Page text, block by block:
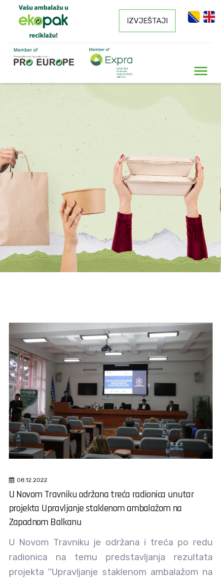
IZVJEŠTAJI
08.12.2022
U Novom Travniku održana treća radionica unutar
projekta Upravljanje staklenom ambalažom na
Zapadnom Balkanu
U Novom Travniku je održana i treća po redu
radionica na temu predstavljanja rezultata
projekta ''Upravljanje staklenom ambalažom na